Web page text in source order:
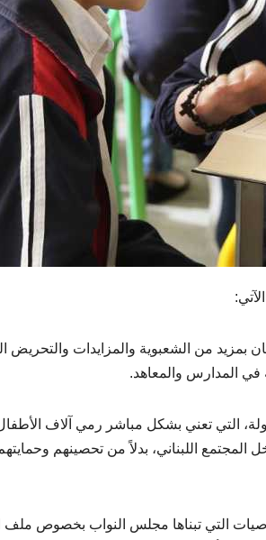
بمزيد من الشعبوية والمزايدات والتحريض
المدارس والمعاهد.
التي تعني بشكل مباشر رمي آلاف
اللبناني، بدلاً من تحصينهم
التي تبناها مجلس النواب بخصوص ملف